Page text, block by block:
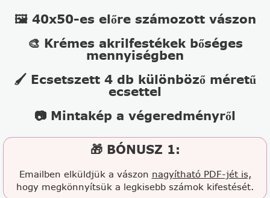
🖼️ 40x50-es előre számozott vászon
🎨 Krémes akrilfestékek bőséges
mennyiségben
🖌️ Ecsetszett 4 db különböző méretű
ecsettel
📷 Mintakép a végeredményről
🎁 BÓNUSZ 1:
Emailben elküldjük a vászon nagyítható PDF-jét is,
hogy megkönnyítsük a legkisebb számok kifestését.